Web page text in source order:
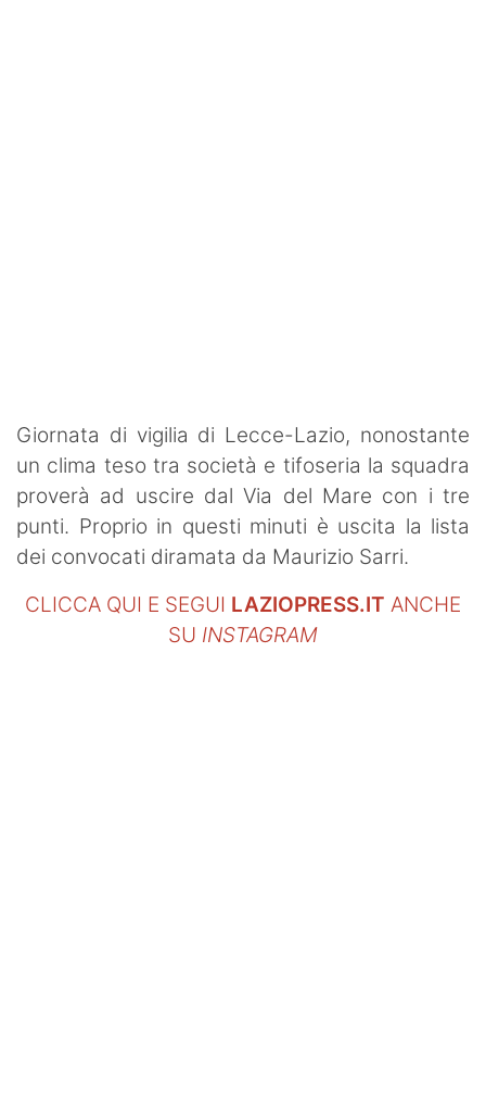
Giornata di vigilia di Lecce-Lazio, nonostante
un clima teso tra società e tifoseria la squadra
proverà ad uscire dal Via del Mare con i tre
punti. Proprio in questi minuti è uscita la lista
dei convocati diramata da Maurizio Sarri.
CLICCA QUI E SEGUI LAZIOPRESS.IT ANCHE
SU INSTAGRAM